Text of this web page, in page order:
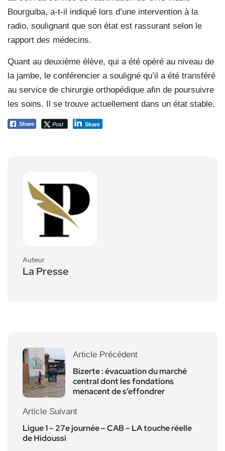
Bourguiba, a-t-il indiqué lors d’une intervention à la
radio, soulignant que son état est rassurant selon le
rapport des médecins.
Quant au deuxième élève, qui a été opéré au niveau de
la jambe, le conférencier a souligné qu’il a été transféré
au service de chirurgie orthopédique afin de poursuivre
les soins. Il se trouve actuellement dans un état stable.
Share Post Share
Auteur
La Presse
Article Précédent
Bizerte : évacuation du marché
central dont les fondations
menacent de s’effondrer
Article Suivant
Ligue 1 – 27e journée – CAB – LA touche réelle
de Hidoussi